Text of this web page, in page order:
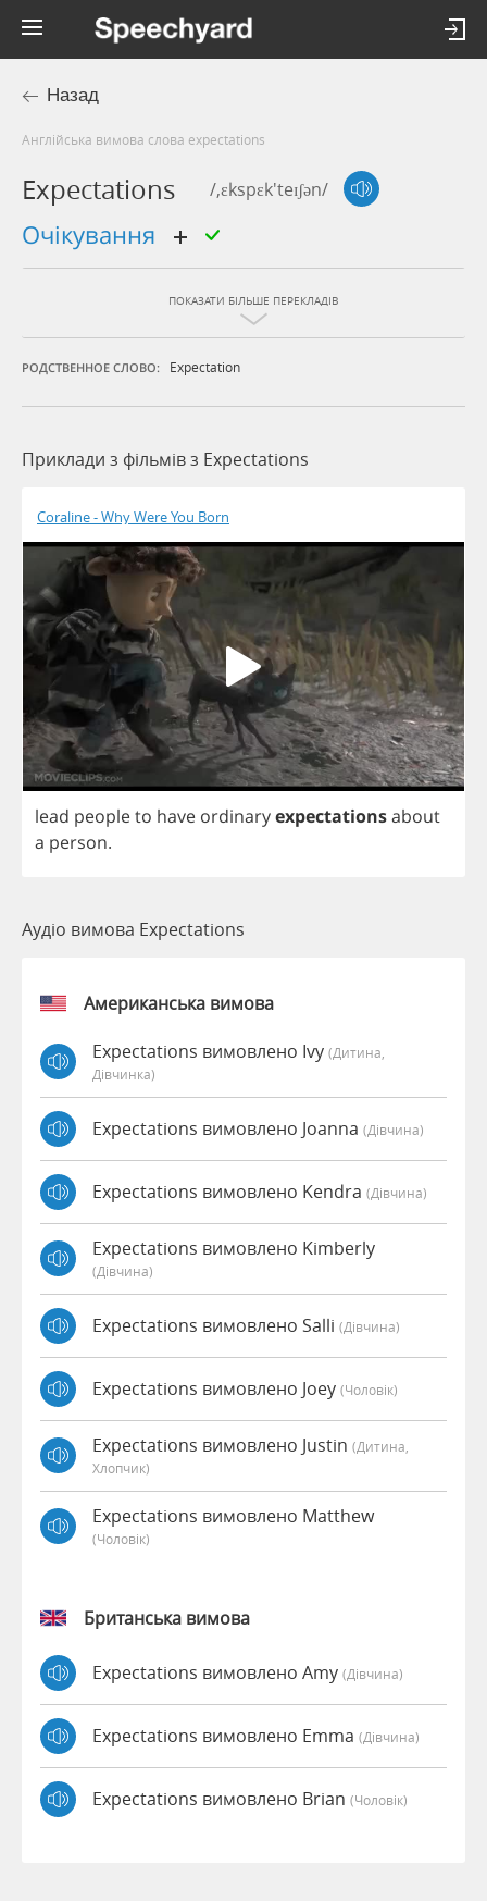
Назад
Англійська вимова слова expectations
Expectations /,ɛkspɛk'teɪʃən/
очікування
ПОКАЗАТИ БІЛЬШЕ ПЕРЕКЛАДІВ
РОДСТВЕННОЕ СЛОВО: Expectation
Приклади з фільмів з Expectations
Coraline - Why Were You Born
lead peopleto have ordinaryexpectationsabout
a person.
Аудіо вимова Expectations
Американська вимова
Expectations вимовлено Ivy (дитина,
Дівчинка)
Expectations вимовлено Joanna (дівчина)
Expectations вимовлено Kendra (дівчина)
Expectations вимовлено Kimberly
(дівчина)
Expectations вимовлено Salli (дівчина)
Expectations вимовлено Joey (чоловік)
Expectations вимовлено Justin (дитина,
Хлопчик)
Expectations вимовлено Matthew
(чоловік)
Британська вимова
Expectations вимовлено Amy (дівчина)
Expectations вимовлено Emma (дівчина)
Expectations вимовлено Brian (чоловік)